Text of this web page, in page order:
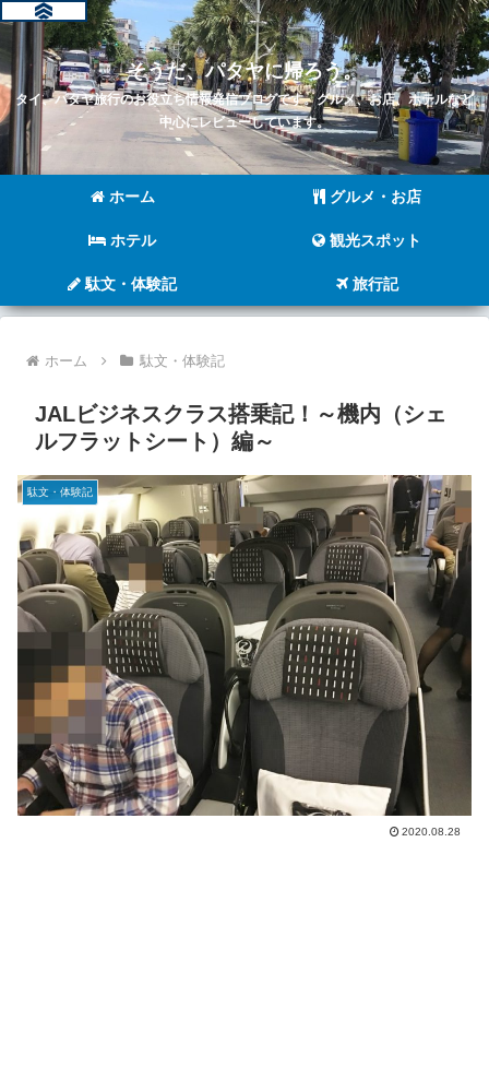
そうだ、パタヤに帰ろう。
タイ、パタヤ旅行のお役立ち情報発信ブログです。グルメ、お店、ホテルなど
中心にレビューしています。
ホーム グルメ・お店
ホテル 観光スポット
駄文・体験記 旅行記
ホーム 駄文・体験記
JALビジネスクラス搭乗記！～機内（シェ
ルフラットシート）編～
駄文・体験記
2020.08.28